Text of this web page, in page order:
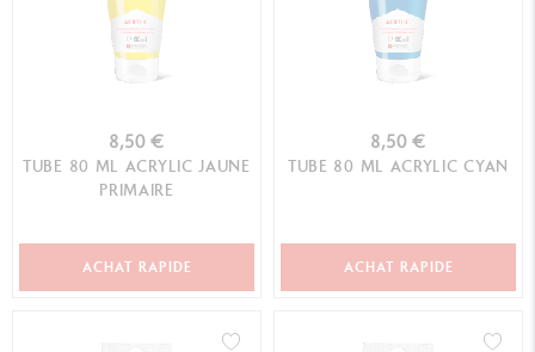
8,50 €
TUBE 80 ML ACRYLIC JAUNE
PRIMAIRE
ACHAT RAPIDE
8,50 €
TUBE 80 ML ACRYLIC CYAN
ACHAT RAPIDE